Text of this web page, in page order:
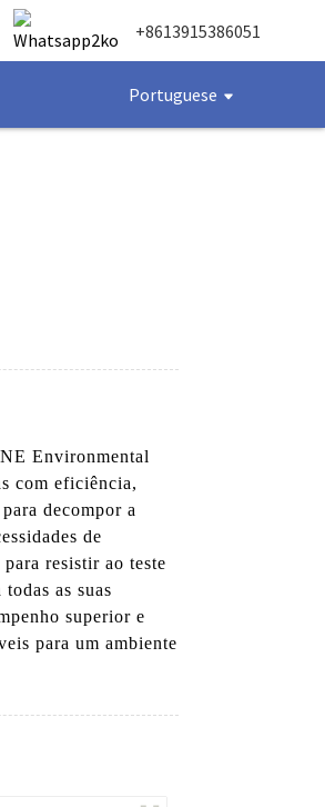
+8613915386051
Portuguese
Environmental
com eficiência,
decompor a
de
resistir ao teste
as suas
superior e
​​para um ambiente